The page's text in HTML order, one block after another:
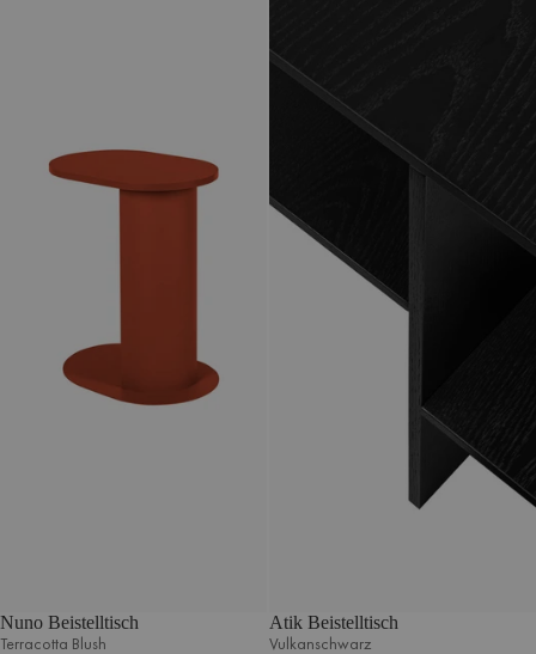
Nuno Beistelltisch
Terracotta Blush
Atik Beistelltisch
Vulkanschwarz